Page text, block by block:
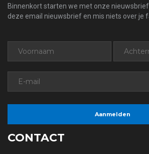
Binnenkort starten we met onze
deze email nieuwsbrief en mis niets over je
CONTACT